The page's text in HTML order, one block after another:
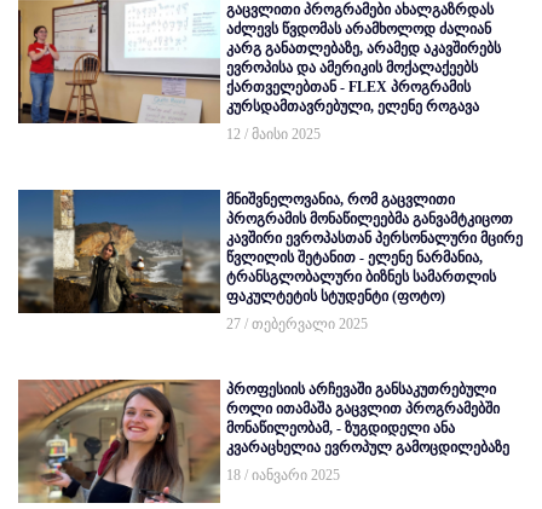
გაცვლითი პროგრამები ახალგაზრდას
აძლევს წვდომას არამხოლოდ ძალიან
კარგ განათლებაზე, არამედ აკავშირებს
ევროპისა და ამერიკის მოქალაქეებს
ქართველებთან - FLEX პროგრამის
კურსდამთავრებული, ელენე როგავა
12 / მაისი 2025
მნიშვნელოვანია, რომ გაცვლითი
პროგრამის მონაწილეებმა განვამტკიცოთ
კავშირი ევროპასთან პერსონალური მცირე
წვლილის შეტანით - ელენე ნარმანია,
ტრანსგლობალური ბიზნეს სამართლის
ფაკულტეტის სტუდენტი (ფოტო)
27 / თებერვალი 2025
პროფესიის არჩევაში განსაკუთრებული
როლი ითამაშა გაცვლით პროგრამებში
მონაწილეობამ, - ზუგდიდელი ანა
კვარაცხელია ევროპულ გამოცდილებაზე
18 / იანვარი 2025